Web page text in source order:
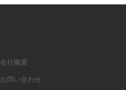
会社概要
お問い合わせ